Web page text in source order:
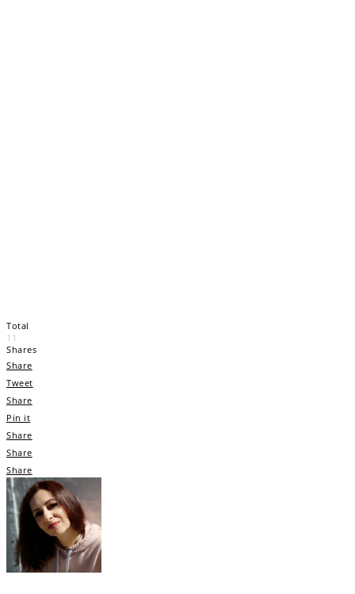
Total
11
Shares
Share
Tweet
Share
Pin it
Share
Share
Share